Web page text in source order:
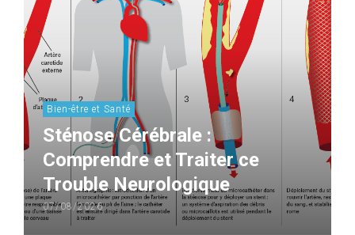
Bien-être et Santé
Sténose Cérébrale :
Comprendre et Traiter ce
Trouble Neurologique
07/08/2026